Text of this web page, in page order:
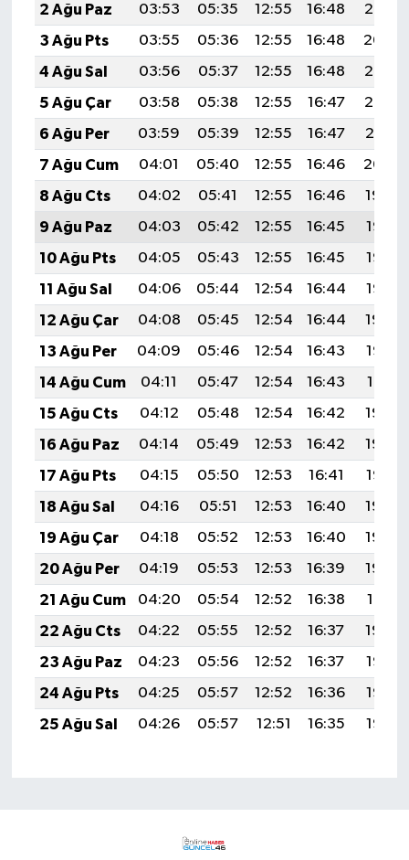
2 Ağu Paz
03:53 05:35 12:55 16:48
20:06
3 Ağu Pts
03:55 05:36 12:55 16:48
20:04
4 Ağu Sal
03:56 05:37 12:55 16:48
20:03
5 Ağu Çar
03:58 05:38 12:55 16:47
20:02
6 Ağu Per
03:59 05:39 12:55 16:47
20:01
7 Ağu Cum
04:01 05:40 12:55 16:46
20:00
8 Ağu Cts
04:02 05:41 12:55 16:46
19:59
9 Ağu Paz
04:03 05:42 12:55 16:45
19:57
10 Ağu Pts
04:05 05:43 12:55 16:45
19:56
11 Ağu Sal
04:06 05:44 12:54 16:44
19:55
12 Ağu Çar
04:08 05:45 12:54 16:44
19:54
13 Ağu Per
04:09 05:46 12:54 16:43
19:52
14 Ağu Cum
04:11 05:47 12:54 16:43
19:51
15 Ağu Cts
04:12 05:48 12:54 16:42
19:50
16 Ağu Paz
04:14 05:49 12:53 16:42
19:48
17 Ağu Pts
04:15 05:50 12:53 16:41
19:47
18 Ağu Sal
04:16 05:51 12:53 16:40
19:45
19 Ağu Çar
04:18 05:52 12:53 16:40
19:44
20 Ağu Per
04:19 05:53 12:53 16:39
19:43
21 Ağu Cum
04:20 05:54 12:52 16:38
19:41
22 Ağu Cts
04:22 05:55 12:52 16:37
19:40
23 Ağu Paz
04:23 05:56 12:52 16:37
19:38
24 Ağu Pts
04:25 05:57 12:52 16:36
19:37
25 Ağu Sal
04:26 05:57 12:51 16:35 19:35